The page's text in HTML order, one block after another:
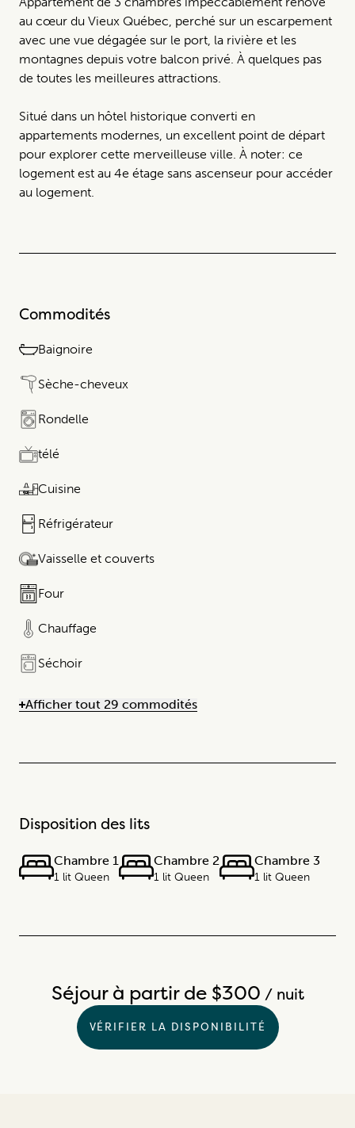
au cœur du Vieux Québec, perché sur un escarpement
avec une vue dégagée sur le port, la rivière et les
montagnes depuis votre balcon privé. À quelques pas
de toutes les meilleures attractions.
Situé dans un hôtel historique converti en
appartements modernes, un excellent point de départ
pour explorer cette merveilleuse ville. À noter: ce
logement est au 4e étage sans ascenseur pour accéder
au logement.
Commodités
Baignoire
Sèche-cheveux
Rondelle
télé
Cuisine
Réfrigérateur​​​‌ ‍ ​‍​‍‌‍ ‌ ​‍‌‍‍‌‌‍‌ ‌‍‍‌‌‍ ‍​‍​‍​‍​‍‌ ​ ‌‍​‌‌‍ ‌‍‌‍‌‌ ‌​‌ ‍‌​‍ ‍‌‍‌‌‍ ​‍​‍​‍ ‌‍‍​‌ ​‍‌‍‌‌‌‍‌‍​‍​‍​ ‍‍​‍​‍​‍ ‌ ​ ‌ ‌​‌ ‌‌‌‍‌​‌‍‍‌‌‍ ​‍ ‌‍‍‌‌‍ ‍‌ ‌​‌‍‌‌‌‍ ‍‌ ‌​​‍ ‌‍‌‌‌‍‌​‌‍‍‌‌ ‌​​‍ ‌‍ ‌‌‍ ‌‍‌​‌‍‌‌​ ‌‌ ​​‌ ​‍‌‍‌‌‌ ​ ‌‍‌‌‌‍ ‌​‌‍​‌‌ ‌​‌‍‍‌‌‍ ‌‍ ‍​ ‍ ‌‍‍‌‌‍‌​​ ‌​ ‌ ​ ​ ​ ​‌​ ​‌​ ‍‌​ ​‍​ ​‍​ ​ ​‍ ‌​ ‌‍​ ‌‍​ ​ ‌‍‌‌​‍ ‌​ ‌​​ ​ ‌‍​ ​ ‌‍​‍ ‌‌‍‌​ ​ ‌‍‌‌‌‍‌‍​ ​‍​‍ ‌​ ‌​ ​ ‌‌​ ​ ‌‍​‍​‍ ‌‌‍​‌‍​ ​ ‌‍‌‍​‌​‍ ‌‌‍​‍​ ​ ‌‍​‌‌‍​‌​ ‍​​ ​ ​ ​‍​ ‌‍​‌‌‍​ ​ ‌​​ ‍​​‍‌‍‌ ‌​‌ ‍‌‌ ​​‌‍‌‌​ ‌‌‍​‌‌‍ ‌‌‍‌‌‌‍ ‌‍‌‌ ‌​‌ ‍‌​‍‌‍‌ ​​‌‍​‌‌ ‌​‌‍‍​​ ‌‌ ‌​‌‍‍‌‌ ‌​‌‍ ​‌‍‌‌​‍​‍‌ ‌
Vaisselle et couverts
Four
Chauffage
Séchoir
Afficher tout 29 commodités
Disposition des lits
Chambre 1
1 lit Queen
Chambre 2
1 lit Queen
Chambre 3
1 lit Queen
Séjour à partir de $300 / nuit
VÉRIFIER LA DISPONIBILITÉ